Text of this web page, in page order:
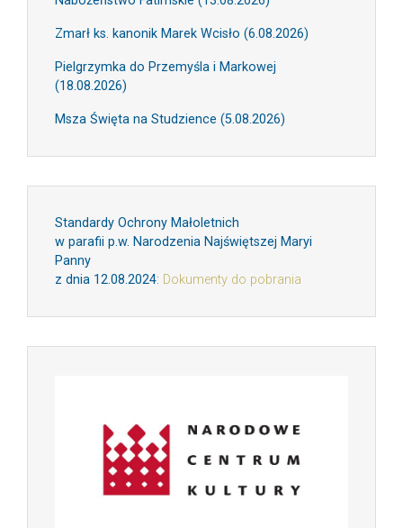
Zmarł ks. kanonik Marek Wcisło (6.08.2026)
Pielgrzymka do Przemyśla i Markowej
(18.08.2026)
Msza Święta na Studzience (5.08.2026)
Standardy Ochrony Małoletnich
w parafii p.w. Narodzenia Najświętszej Maryi
Panny
z dnia 12.08.2024: Dokumenty do pobrania